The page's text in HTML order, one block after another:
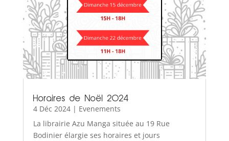
Horaires de Noël 2024
4 Déc 2024| Evenements
La librairie Azu Manga située au 19 Rue
Bodinier élargie ses horaires et jours